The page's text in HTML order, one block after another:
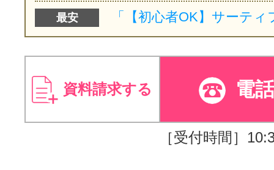
最安
資料請求する 電
［受付時間］